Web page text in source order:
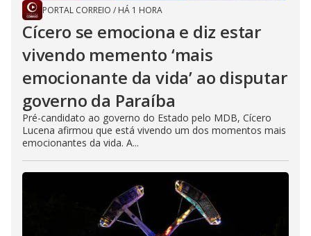
PORTAL CORREIO / HÁ 1 HORA
Cícero se emociona e diz estar
vivendo memento ‘mais
emocionante da vida’ ao disputar
governo da Paraíba
Pré-candidato ao governo do Estado pelo MDB, Cícero
Lucena afirmou que está vivendo um dos momentos mais
emocionantes da vida. A...